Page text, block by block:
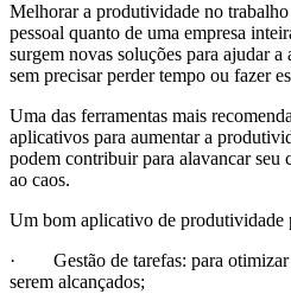
Melhorar a produtividade no
pessoal quanto de uma empresa
surgem novas soluções para ajudar a
sem precisar perder tempo ou fazer
Uma das ferramentas mais
aplicativos para aumentar a
podem contribuir para alavancar seu
ao caos.
Um bom aplicativo de produtividade
· Gestão de tarefas: para otimizar
serem alcançados;